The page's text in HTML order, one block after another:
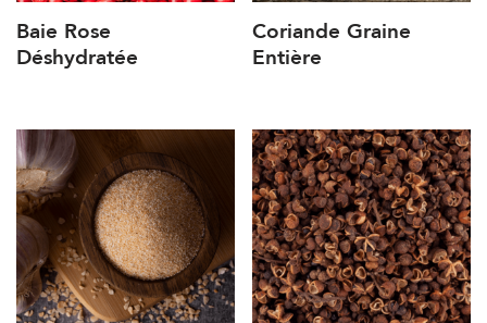
Baie Rose
Déshydratée
Coriande Graine
Entière